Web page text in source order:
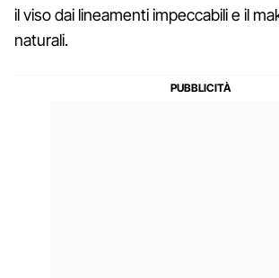
il viso dai lineamenti impeccabili e il
naturali.